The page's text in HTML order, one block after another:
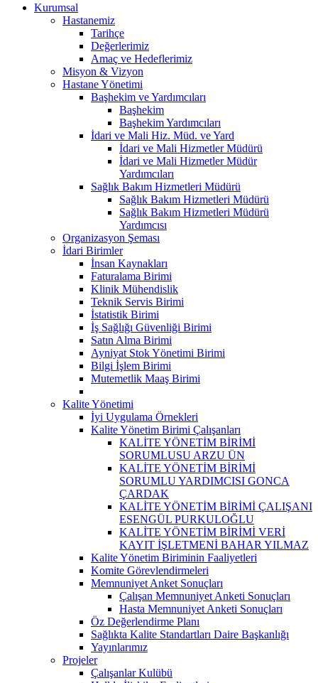
Kurumsal
Hastanemiz
Tarihçe
Değerlerimiz
Amaç ve Hedeflerimiz
Misyon & Vizyon
Hastane Yönetimi
Başhekim ve Yardımcıları
Başhekim
Başhekim Yardımcıları
İdari ve Mali Hiz. Müd. ve Yard
İdari ve Mali Hizmetler Müdürü
İdari ve Mali Hizmetler Müdür
Yardımcıları
Sağlık Bakım Hizmetleri Müdürü
Sağlık Bakım Hizmetleri Müdürü
Sağlık Bakım Hizmetleri Müdürü
Yardımcısı
Organizasyon Şeması
İdari Birimler
İnsan Kaynakları
Faturalama Birimi
Klinik Mühendislik
Teknik Servis Birimi
İstatistik Birimi
İş Sağlığı Güvenliği Birimi
Satın Alma Birimi
Ayniyat Stok Yönetimi Birimi
Bilgi İşlem Birimi
Mutemetlik Maaş Birimi
Kalite Yönetimi
İyi Uygulama Örnekleri
Kalite Yönetim Birimi Çalışanları
KALİTE YÖNETİM BİRİMİ
SORUMLUSU ARZU ÜN
KALİTE YÖNETİM BİRİMİ
SORUMLU YARDIMCISI GONCA
ÇARDAK
KALİTE YÖNETİM BİRİMİ ÇALIŞANI
ESENGÜL PURKULOĞLU
KALİTE YÖNETİM BİRİMİ VERİ
KAYIT İŞLETMENİ BAHAR YILMAZ
Kalite Yönetim Biriminin Faaliyetleri
Komite Görevlendirmeleri
Memnuniyet Anket Sonuçları
Çalışan Memnuniyet Anketi Sonuçları
Hasta Memnuniyet Anketi Sonuçları
Öz Değerlendirme Planı
Sağlıkta Kalite Standartları Daire Başkanlığı
Yayınlarımız
Projeler
Çalışanlar Kulübü